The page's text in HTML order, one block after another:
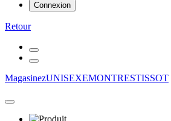
Connexion
Retour
MagasinezUNISEXEMONTRESTISSOT